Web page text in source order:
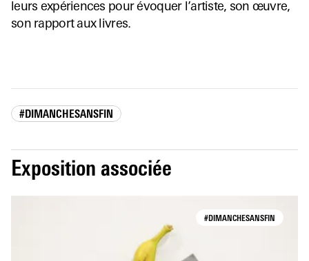
leurs expériences pour évoquer l’artiste, son œuvre,
son rapport aux livres.
#DIMANCHESANSFIN
Exposition associée
#DIMANCHESANSFIN